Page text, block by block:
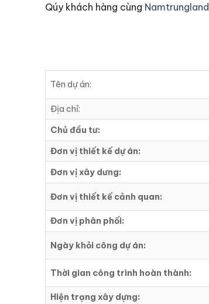
Qúy khách hàng cùng Namtrungland
Tên dự án:
Địa chỉ:
Chủ đầu tư:
Đơn vị thiết kế dự án:
Đơn vị xây dưng:
Đơn vị thiết kế cảnh quan:
Đơn vị phân phối:
Ngày khỏi công dự án:
Thời gian công trình hoàn thành:
Hiện trạng xây dựng: